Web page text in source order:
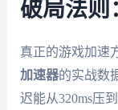
破局法则
真正的游戏加速
加速器的实战数
迟能从320ms压